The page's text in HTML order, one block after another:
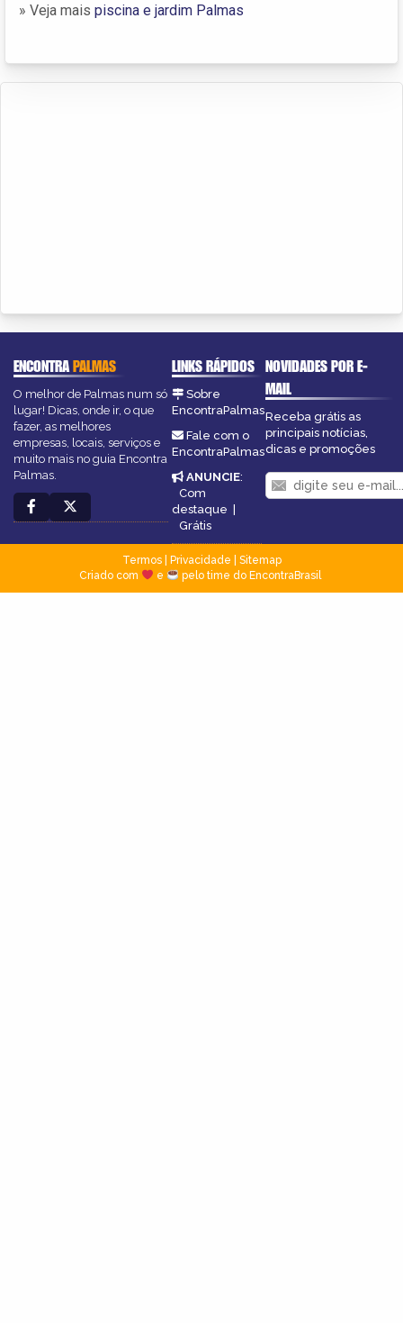
» Veja mais piscina e jardim Palmas
ENCONTRAPALMAS
O melhor de Palmas num só
lugar! Dicas, onde ir, o que
fazer, as melhores
empresas, locais, serviços e
muito mais no guia Encontra
Palmas.
LINKS RÁPIDOS
Sobre
EncontraPalmas
Fale com o
EncontraPalmas
ANUNCIE:
Com
destaque |
Grátis
NOVIDADES POR E-
MAIL
Receba grátis as
principais notícias,
dicas e promoções
Termos| Privacidade
Sitemap
Criado com
e pelo time do EncontraBrasil